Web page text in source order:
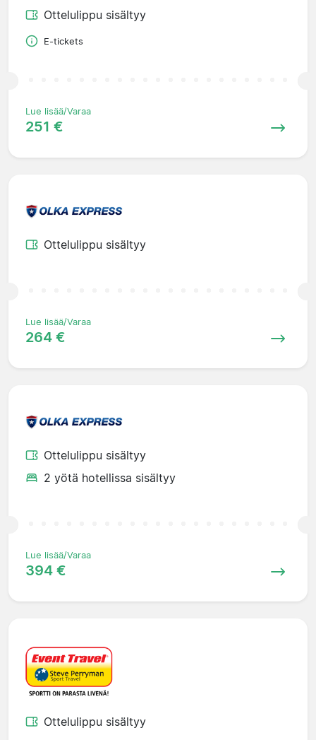
Ottelulippu sisältyy
E-tickets
Lue lisää/Varaa
251 €
Ottelulippu sisältyy
Lue lisää/Varaa
264 €
Ottelulippu sisältyy
2 yötä hotellissa sisältyy
Lue lisää/Varaa
394 €
Ottelulippu sisältyy